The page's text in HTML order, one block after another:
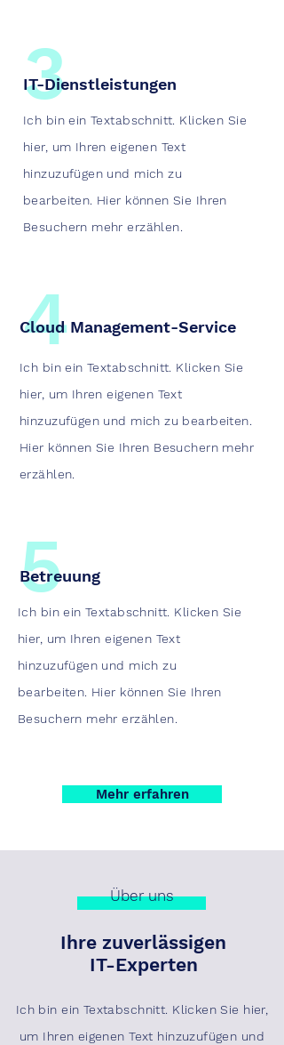
Ich bin ein Textabschnitt. Klicken Sie
hier, um Ihren eigenen Text
hinzuzufügen und mich zu
bearbeiten. Hier können Sie Ihren
Besuchern mehr erzählen.
3
IT-Dienstleistungen
4
Cloud Management-Service
Ich bin ein Textabschnitt. Klicken Sie
hier, um Ihren eigenen Text
hinzuzufügen und mich zu bearbeiten.
Hier können Sie Ihren Besuchern mehr
erzählen.
Ich bin ein Textabschnitt. Klicken Sie
hier, um Ihren eigenen Text
hinzuzufügen und mich zu
bearbeiten. Hier können Sie Ihren
Besuchern mehr erzählen.
5
Betreuung
Mehr erfahren
Über uns
Ihre zuverlässigen
IT-Experten
Ich bin ein Textabschnitt. Klicken Sie hier,
um Ihren eigenen Text hinzuzufügen und